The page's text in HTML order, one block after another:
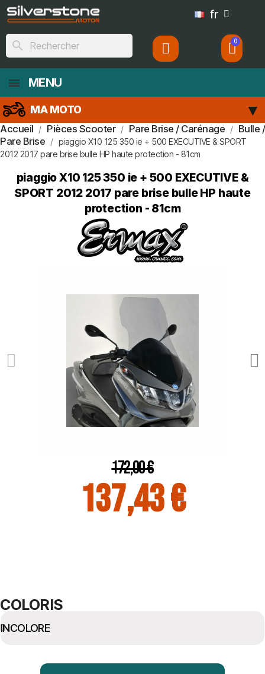
fr
search
MENU
MA MOTO
Accueil Pièces Scooter Pare Brise / Carénage
Bulle /
Pare Brise
piaggio X10 125 350 ie + 500 EXECUTIVE & SPORT
2012 2017 pare brise bulle HP haute protection - 81cm
piaggio X10 125 350 ie + 500 EXECUTIVE &
SPORT 2012 2017 pare brise bulle HP haute
protection - 81cm
172,00 €
137,43 €
COLORIS